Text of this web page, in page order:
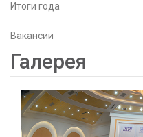
Итоги года
Вакансии
Галерея